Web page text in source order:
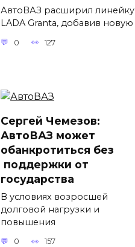
АвтоВАЗ расширил линейку
LADA Granta, добавив новую
0 127
Сергей Чемезов:
АвтоВАЗ может
обанкротиться без
поддержки от
государства
В условиях возросшей
долговой нагрузки и
повышения
0 157